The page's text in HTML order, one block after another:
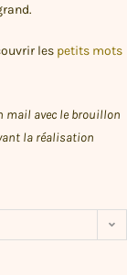
les petits mots
mail avec le brouillon
la réalisation